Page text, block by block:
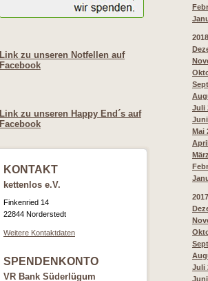
Link zu unseren Notfellen auf
Facebook
Link zu unseren Happy End´s auf
Facebook
KONTAKT
kettenlos e.V.
Finkenried 14
22844 Norderstedt
Weitere Kontaktdaten
SPENDENKONTO
VR Bank Süderlügum
2018
Juli
Mai
2017
Juli